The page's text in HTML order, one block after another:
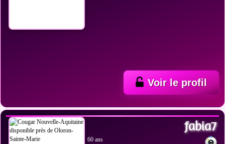
Voir le profil
VOIR LES PHOTOS
fabia7
60 ans